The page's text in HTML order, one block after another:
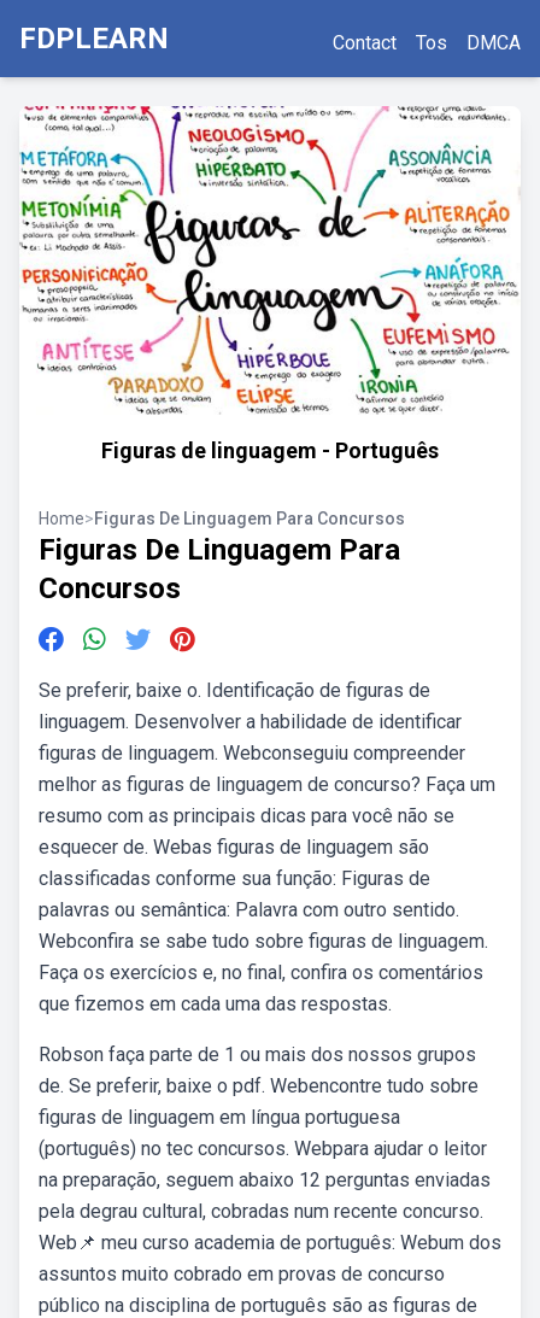
FDPLEARN Contact Tos DMCA
Figuras de linguagem - Português
Home>Figuras De Linguagem Para Concursos
Figuras De Linguagem Para
Concursos
Se preferir, baixe o. Identificação de figuras de
linguagem. Desenvolver a habilidade de identificar
figuras de linguagem. Webconseguiu compreender
melhor as figuras de linguagem de concurso? Faça um
resumo com as principais dicas para você não se
esquecer de. Webas figuras de linguagem são
classificadas conforme sua função: Figuras de
palavras ou semântica: Palavra com outro sentido.
Webconfira se sabe tudo sobre figuras de linguagem.
Faça os exercícios e, no final, confira os comentários
que fizemos em cada uma das respostas.
Robson faça parte de 1 ou mais dos nossos grupos
de. Se preferir, baixe o pdf. Webencontre tudo sobre
figuras de linguagem em língua portuguesa
(português) no tec concursos. Webpara ajudar o leitor
na preparação, seguem abaixo 12 perguntas enviadas
pela degrau cultural, cobradas num recente concurso.
Web📌 meu curso academia de português: Webum dos
assuntos muito cobrado em provas de concurso
público na disciplina de português são as figuras de